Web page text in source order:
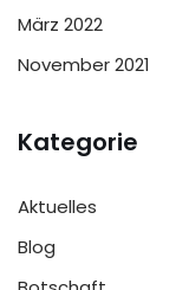
März 2022
November 2021
Kategorie
Aktuelles
Blog